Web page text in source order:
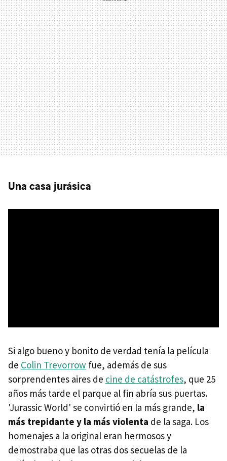
Una casa jurásica
Si algo bueno y bonito de verdad tenía la película
de Colin Trevorrow fue, además de sus
sorprendentes aires de cine de catástrofes, que 25
años más tarde el parque al fin abría sus puertas.
'Jurassic World' se convirtió en la más grande, la
más trepidante y la más violenta de la saga. Los
homenajes a la original eran hermosos y
demostraba que las otras dos secuelas de la